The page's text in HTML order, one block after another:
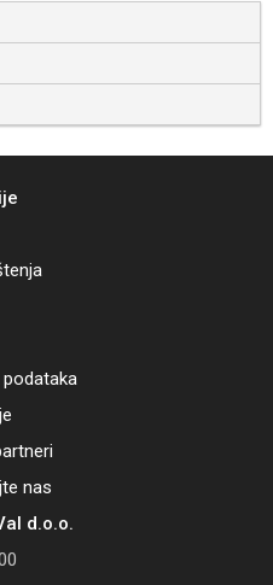
nas
d.o.o.